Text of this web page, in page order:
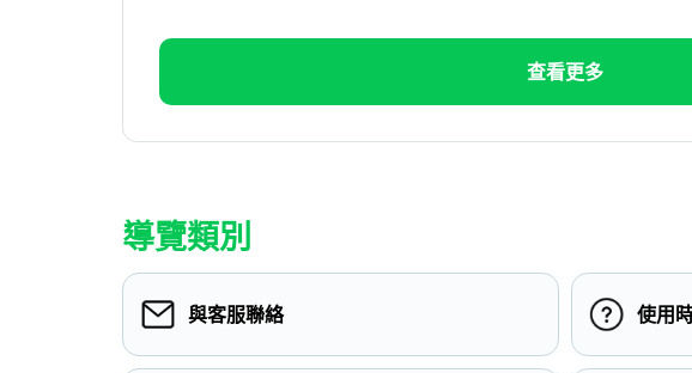
查看更多
導覽類別
與客服聯絡 使用